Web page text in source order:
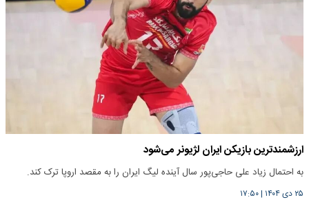
ارزشمندترین بازیکن ایران لژیونر می‌شود
به احتمال زیاد علی حاجی‌پور سال آینده لیگ ایران را به مقصد اروپا ترک کند.
۲۵ دی ۱۴۰۴ |۱۷:۵۰